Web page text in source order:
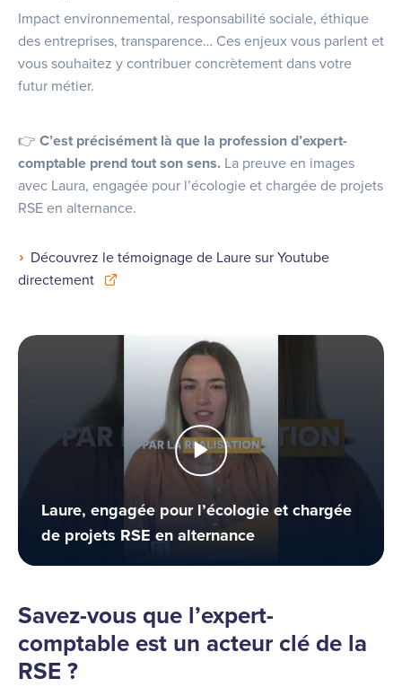
Impact environnemental, responsabilité sociale, éthique
des entreprises, transparence… Ces enjeux vous parlent et
vous souhaitez y contribuer concrètement dans votre
futur métier.
👉 C’est précisément là que la profession d’expert-
comptable prend tout son sens. La preuve en images
avec Laura, engagée pour l’écologie et chargée de projets
RSE en alternance.
Découvrez le témoignage de Laure sur Youtube
directement
Laure, engagée pour l’écologie et chargée
de projets RSE en alternance
Savez-vous que l’expert-
comptable est un acteur clé de la
RSE ?